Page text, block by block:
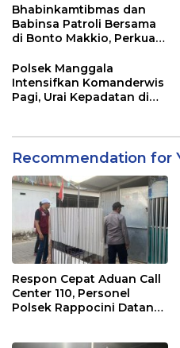
Kebersihan
Bhabinkamtibmas dan
Babinsa Patroli Bersama
di Bonto Makkio, Perkuat
Polsek Manggala
Intensifkan Komanderwis
Pagi, Urai Kepadatan di
Recommendation for
Respon Cepat Aduan Call
Center 110, Personel
Polsek Rappocini Datangi